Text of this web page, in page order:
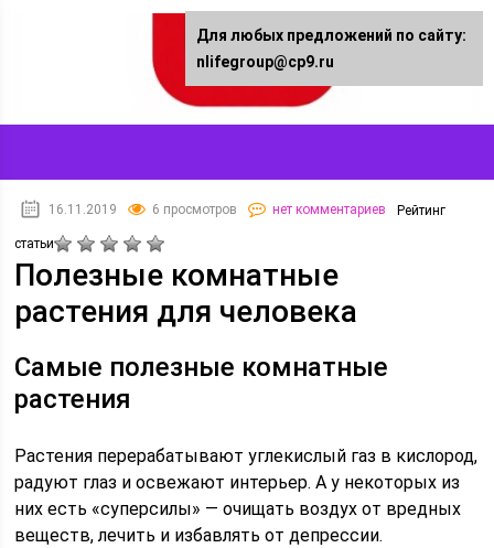
16.11.2019 6 просмотров нет комментариев Рейтинг
статьи
Полезные комнатные
растения для человека
Самые полезные комнатные
растения
Растения перерабатывают углекислый газ в кислород,
радуют глаз и освежают интерьер. А у некоторых из
них есть «суперсилы» — очищать воздух от вредных
веществ, лечить и избавлять от депрессии.
Для любых предложений по сайту:
nlifegroup@cp9.ru